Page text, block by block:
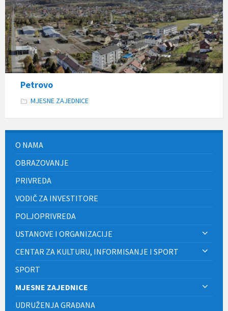
Petrovo
MJESNE ZAJEDNICE
O NAMA
OBRAZOVANJE
PRIVREDA
VODIČ ZA INVESTITORE
POLJOPRIVREDA
USTANOVE I ORGANIZACIJE
CENTAR ZA KULTURU, INFORMISANJE I SPORT
SPORT
MJESNE ZAJEDNICE
UDRUŽENJA GRAĐANA